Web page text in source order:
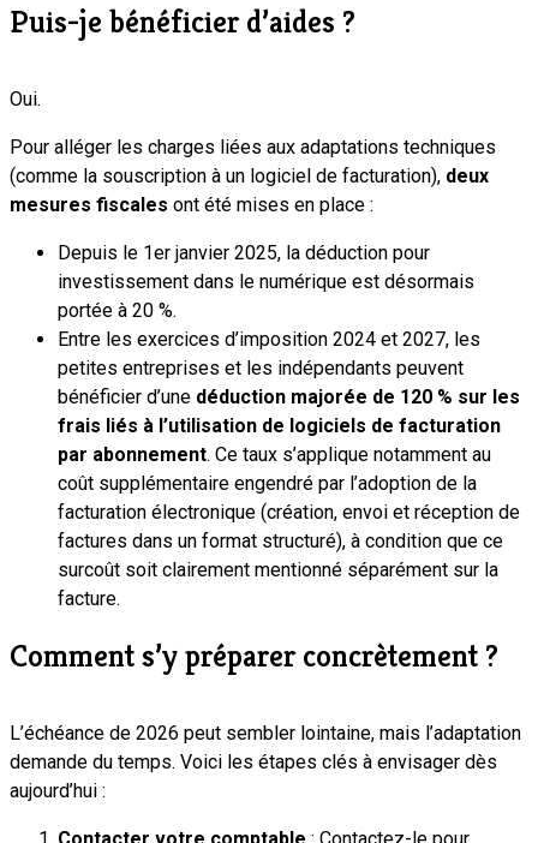
Puis-je bénéficier d’aides ?
Oui.
Pour alléger les charges liées aux adaptations techniques
(comme la souscription à un logiciel de facturation), deux
mesures fiscales ont été mises en place :
Depuis le 1er janvier 2025, la déduction pour
investissement dans le numérique est désormais
portée à 20 %.
Entre les exercices d’imposition 2024 et 2027, les
petites entreprises et les indépendants peuvent
bénéficier d’une déduction majorée de 120 % sur les
frais liés à l’utilisation de logiciels de facturation
par abonnement. Ce taux s’applique notamment au
coût supplémentaire engendré par l’adoption de la
facturation électronique (création, envoi et réception de
factures dans un format structuré), à condition que ce
surcoût soit clairement mentionné séparément sur la
facture.
Comment s’y préparer concrètement ?
L’échéance de 2026 peut sembler lointaine, mais l’adaptation
demande du temps. Voici les étapes clés à envisager dès
aujourd’hui :
Contacter votre comptable : Contactez-le pour